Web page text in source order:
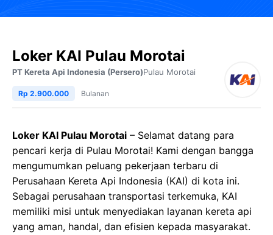
Loker KAI Pulau Morotai
PT Kereta Api Indonesia (Persero)Pulau Morotai
Rp 2.900.000 Bulanan
Loker KAI Pulau Morotai – Selamat datang para
pencari kerja di Pulau Morotai! Kami dengan bangga
mengumumkan peluang pekerjaan terbaru di
Perusahaan Kereta Api Indonesia (KAI) di kota ini.
Sebagai perusahaan transportasi terkemuka, KAI
memiliki misi untuk menyediakan layanan kereta api
yang aman, handal, dan efisien kepada masyarakat.